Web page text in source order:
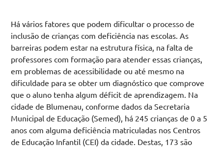
Há vários fatores que podem dificultar o processo de
inclusão de crianças com deficiência nas escolas. As
barreiras podem estar na estrutura física, na falta de
professores com formação para atender essas crianças,
em problemas de acessibilidade ou até mesmo na
dificuldade para se obter um diagnóstico que comprove
que o aluno tenha algum déficit de aprendizagem. Na
cidade de Blumenau, conforme dados da Secretaria
Municipal de Educação (Semed), há 245 crianças de 0 a 5
anos com alguma deficiência matriculadas nos Centros
de Educação Infantil (CEI) da cidade. Destas, 173 são